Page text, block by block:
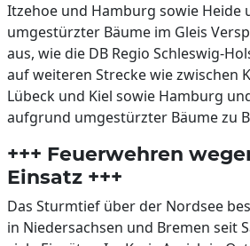
Itzehoe und Hamburg sowie Heide
umgestürzter Bäume im Gleis
aus, wie die DB Regio Schleswig-
auf weiteren Strecke wie zwischen
Lübeck und Kiel sowie Hamburg
aufgrund umgestürzter Bäume zu
+++ Feuerwehren
Einsatz +++
Das Sturmtief über der Nordsee
in Niedersachsen und Bremen seit